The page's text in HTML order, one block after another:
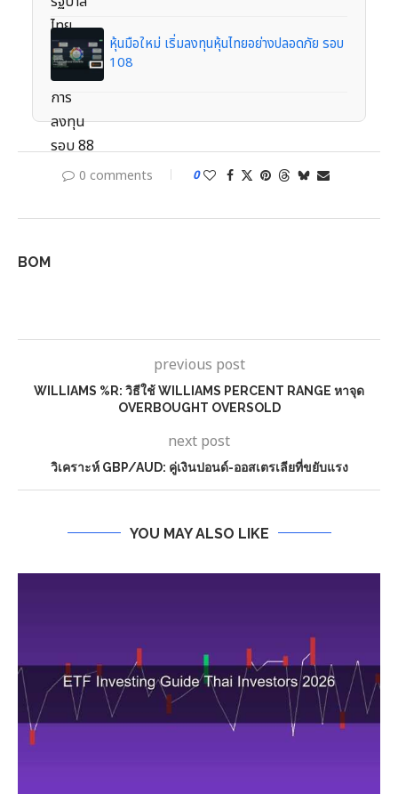
หุ้นมือใหม่ เริ่มลงทุนหุ้นไทยอย่างปลอดภัย รอบ
108
0 comments 0
BOM
previous post
WILLIAMS %R: วิธีใช้ WILLIAMS PERCENT RANGE หาจุด
OVERBOUGHT OVERSOLD
next post
วิเคราะห์ GBP/AUD: คู่เงินปอนด์-ออสเตรเลียที่ขยับแรง
YOU MAY ALSO LIKE